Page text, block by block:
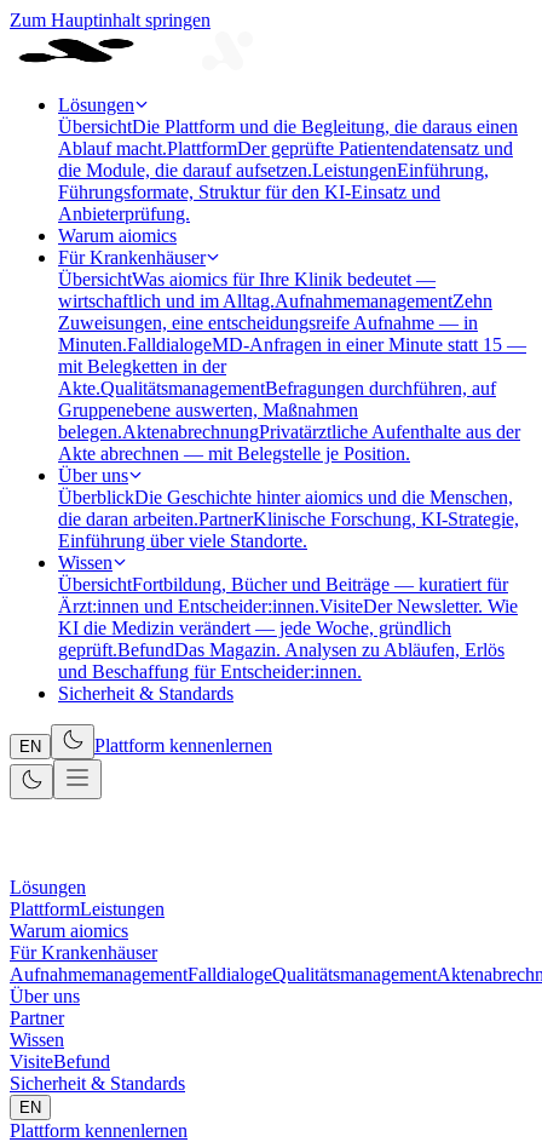
Zum Hauptinhalt springen
Lösungen
ÜbersichtDie Plattform und die Begleitung, die daraus einen
Ablauf macht.PlattformDer geprüfte Patientendatensatz und
die Module, die darauf aufsetzen.LeistungenEinführung,
Führungsformate, Struktur für den KI-Einsatz und
Anbieterprüfung.
Warum aiomics
Für Krankenhäuser
ÜbersichtWas aiomics für Ihre Klinik bedeutet —
wirtschaftlich und im Alltag.AufnahmemanagementZehn
Zuweisungen, eine entscheidungsreife Aufnahme — in
Minuten.FalldialogeMD-Anfragen in einer Minute statt 15 —
mit Belegketten in der
Akte.QualitätsmanagementBefragungen durchführen, auf
Gruppenebene auswerten, Maßnahmen
belegen.AktenabrechnungPrivatärztliche Aufenthalte aus der
Akte abrechnen — mit Belegstelle je Position.
Über uns
ÜberblickDie Geschichte hinter aiomics und die Menschen,
die daran arbeiten.PartnerKlinische Forschung, KI-Strategie,
Einführung über viele Standorte.
Wissen
ÜbersichtFortbildung, Bücher und Beiträge — kuratiert für
Ärzt:innen und Entscheider:innen.VisiteDer Newsletter. Wie
KI die Medizin verändert — jede Woche, gründlich
geprüft.BefundDas Magazin. Analysen zu Abläufen, Erlös
und Beschaffung für Entscheider:innen.
Sicherheit & Standards
EN Plattform kennenlernen
Lösungen
PlattformLeistungen
Warum aiomics
Für Krankenhäuser
AufnahmemanagementFalldialogeQualitätsmanagement
Über uns
Partner
Wissen
VisiteBefund
Sicherheit & Standards
EN
Plattform kennenlernen